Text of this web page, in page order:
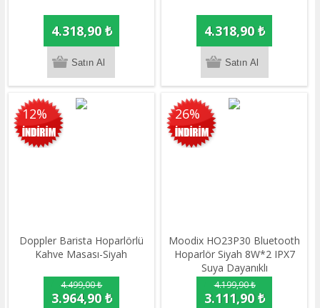
4.318,90 ₺ 4.318,90 ₺
12%
Doppler Barista Hoparlörlü
Kahve Masası-Siyah
4.499,00 ₺
3.964,90 ₺
26%
Moodix HO23P30 Bluetooth
Hoparlör Siyah 8W*2 IPX7
Suya Dayanıklı
4.199,90 ₺
3.111,90 ₺